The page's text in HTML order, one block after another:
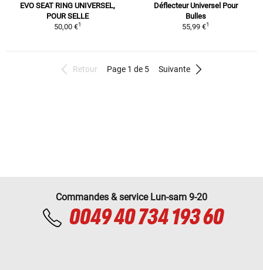
EVO SEAT RING UNIVERSEL,
POUR SELLE
50,00 €1
Déflecteur Universel Pour
Bulles
55,99 €1
Retour Page 1 de 5 Suivante
Commandes & service Lun-sam 9-20
0049 40 734 193 60